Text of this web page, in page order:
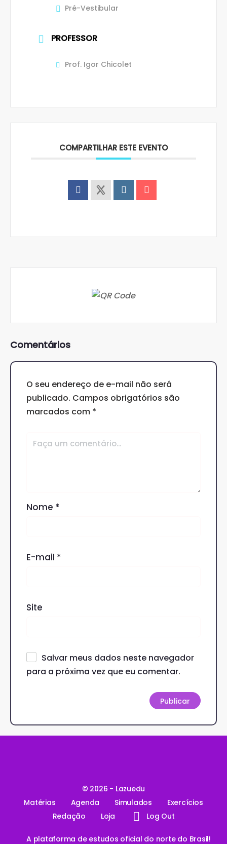
Pré-Vestibular
PROFESSOR
Prof. Igor Chicolet
COMPARTILHAR ESTE EVENTO
Comentários
O seu endereço de e-mail não será
publicado. Campos obrigatórios são
marcados com *
Nome *
E-mail *
Site
Salvar meus dados neste navegador
para a próxima vez que eu comentar.
© 2026 - Lazuedu
Matérias
Agenda Simulados
Exercícios
Redação
Loja Log Out
A plataforma de estudos oficial do norte do Brasil!